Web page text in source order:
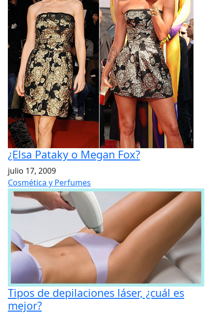
¿Elsa Pataky o Megan Fox?
julio 17, 2009
Cosmética y Perfumes
Tipos de depilaciones láser, ¿cuál es
mejor?